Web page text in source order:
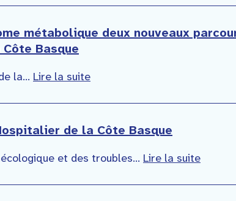
métabolique deux nouveaux
Basque
la... Lire la suite
de la Côte Basque
et des troubles... Lire la suite